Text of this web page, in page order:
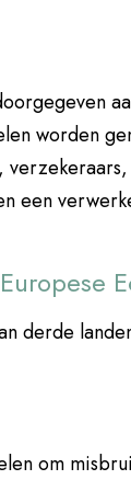
worden
een
derde
om